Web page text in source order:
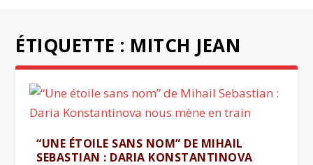
ÉTIQUETTE : MITCH JEAN
“UNE ÉTOILE SANS NOM” DE MIHAIL
SEBASTIAN : DARIA KONSTANTINOVA